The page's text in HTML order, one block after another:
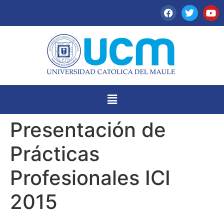
Presentación de
Prácticas
Profesionales ICI
2015